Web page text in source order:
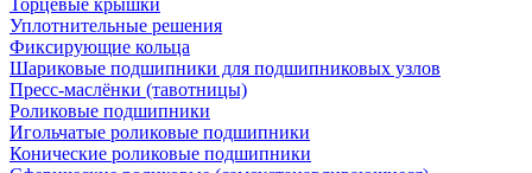
Торцевые крышки
Уплотнительные решения
Фиксирующие кольца
Шариковые подшипники для подшипниковых узлов
Пресс-маслёнки (тавотницы)
Роликовые подшипники
Игольчатые роликовые подшипники
Конические роликовые подшипники